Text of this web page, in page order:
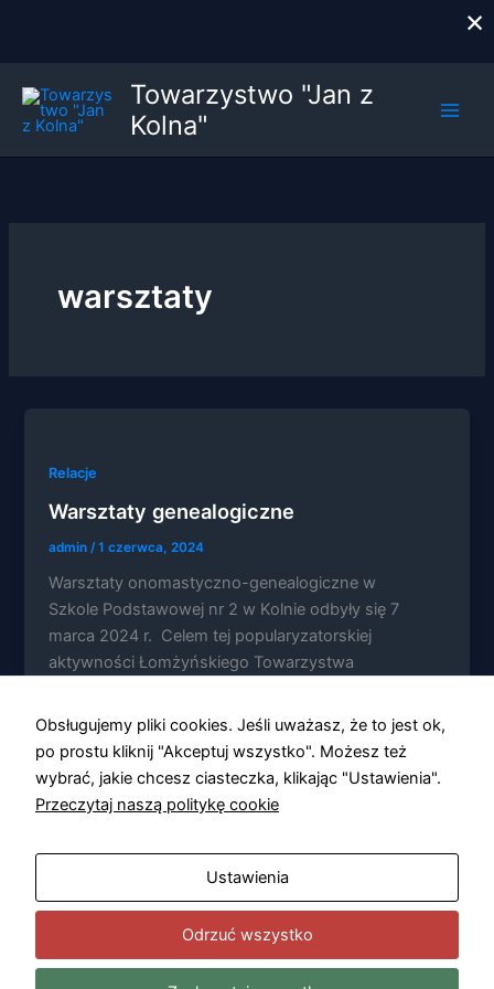
treści
Towarzystwo "Jan z
Kolna"
warsztaty
Relacje
Warsztaty genealogiczne
admin /1 czerwca, 2024
Warsztaty onomastyczno-genealogiczne w
Szkole Podstawowej nr 2 w Kolnie odbyły się 7
marca 2024 r. Celem tej popularyzatorskiej
aktywności Łomżyńskiego Towarzystwa
×
Obsługujemy pliki cookies. Jeśli uważasz, że to jest ok,
po prostu kliknij "Akceptuj wszystko". Możesz też
wybrać, jakie chcesz ciasteczka, klikając "Ustawienia".
Przeczytaj naszą politykę cookie
Ustawienia
Odrzuć wszystko
Konieczne
Te pliki cookie
nie są
do
funkcjonowania
strony
internetowej.
Statystyka
Abyśmy mogli
poprawić
i strukturę
strony